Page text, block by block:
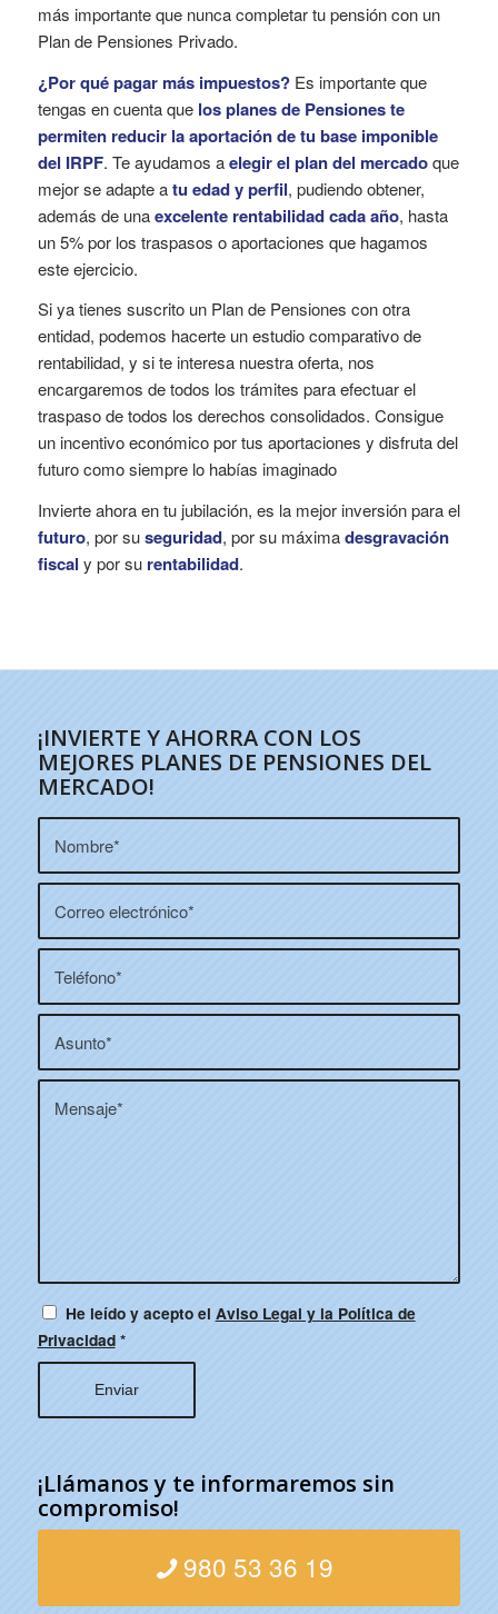
más importante que nunca completar tu pensión con un
Plan de Pensiones Privado.
¿Por qué pagar más impuestos?Es importante que
tengas en cuenta que los planes de Pensiones te
permiten reducir la aportación de tu base imponible
del IRPF. Te ayudamos aelegir el plan del mercadoque
mejor se adapte atu edad y perfil, pudiendo obtener,
además de unaexcelente rentabilidad cada año, hasta
un 5% por los traspasos o aportaciones que hagamos
este ejercicio.
Si ya tienes suscrito un Plan de Pensiones con otra
entidad, podemos hacerte un estudio comparativo de
rentabilidad, y si te interesa nuestra oferta, nos
encargaremos de todos los trámites para efectuar el
traspaso de todos los derechos consolidados. Consigue
un incentivo económico por tus aportaciones y disfruta del
futuro como siempre lo habías imaginado
Invierte ahora en tu jubilación, es la mejor inversión para el
futuro, por suseguridad, por su máximadesgravación
fiscal y por su rentabilidad.
¡INVIERTE Y AHORRA CON LOS
MEJORES PLANES DE PENSIONES DEL
MERCADO!
He leído y acepto el Aviso Legal y la Política de
Privacidad *
¡Llámanos y te informaremos sin
compromiso!
980 53 36 19